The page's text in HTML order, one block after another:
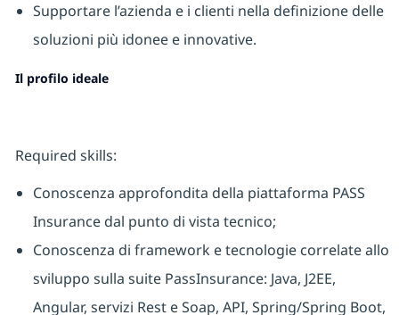
Supportare l’azienda e i clienti nella definizione delle
soluzioni più idonee e innovative.
Il profilo ideale
Required skills:
Conoscenza approfondita della piattaforma PASS
Insurance dal punto di vista tecnico;
Conoscenza di framework e tecnologie correlate allo
sviluppo sulla suite PassInsurance: Java, J2EE,
Angular, servizi Rest e Soap, API, Spring/Spring Boot,